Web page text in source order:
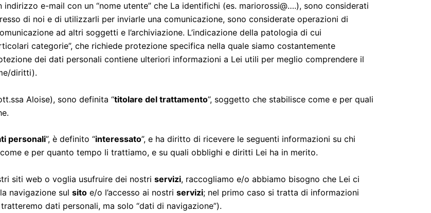
e-mail con un “nome utente” che La identifichi (es. mariorossi@….), sono considerati
di noi e di utilizzarli per inviarle una comunicazione, sono considerate operazioni di
ad altri soggetti e l’archiviazione. L’indicazione della patologia di cui
categorie”, che richiede protezione specifica nella quale siamo costantemente
dei dati personali contiene ulteriori informazioni a Lei utili per meglio comprendere il
diritti).
Aloise), sono definita “titolare del trattamento”, soggetto che stabilisce come e per quali
personali”, è definito “interessato”, e ha diritto di ricevere le seguenti informazioni su chi
e per quanto tempo li trattiamo, e su quali obblighi e diritti Lei ha in merito.
siti web o voglia usufruire dei nostri servizi, raccogliamo e/o abbiamo bisogno che Lei ci
navigazione sul sito e/o l’accesso ai nostri servizi; nel primo caso si tratta di informazioni
dati personali, ma solo “dati di navigazione”).